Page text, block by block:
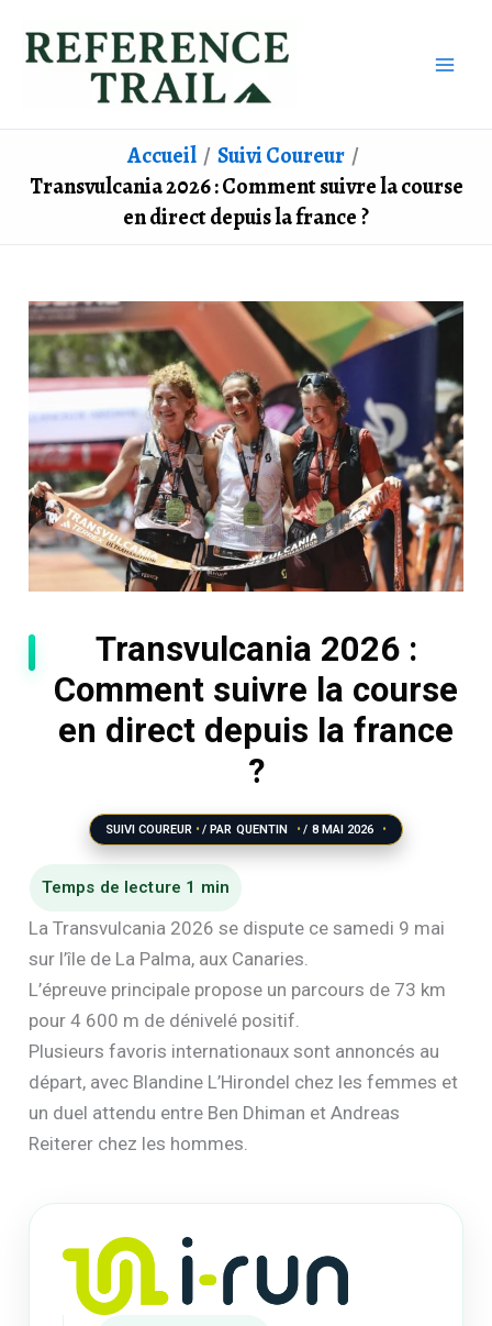
Accueil
Suivi Coureur
Transvulcania 2026 : Comment suivre la course
en direct depuis la france ?
Transvulcania 2026 :
Comment suivre la course
en direct depuis la france
?
SUIVI COUREUR / PAR QUENTIN / 8 MAI 2026
La Transvulcania 2026 se dispute ce samedi 9 mai
sur l’île de La Palma, aux Canaries.
L’épreuve principale propose un parcours de 73 km
pour 4 600 m de dénivelé positif.
Plusieurs favoris internationaux sont annoncés au
départ, avec Blandine L’Hirondel chez les femmes et
un duel attendu entre Ben Dhiman et Andreas
Reiterer chez les hommes.